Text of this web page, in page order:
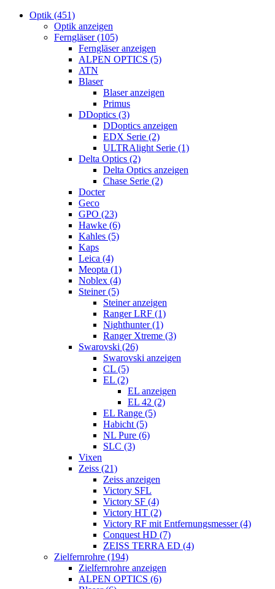
Optik (451)
Optik anzeigen
Ferngläser (105)
Ferngläser anzeigen
ALPEN OPTICS (5)
ATN
Blaser
Blaser anzeigen
Primus
DDoptics (3)
DDoptics anzeigen
EDX Serie (2)
ULTRAlight Serie (1)
Delta Optics (2)
Delta Optics anzeigen
Chase Serie (2)
Docter
Geco
GPO (23)
Hawke (6)
Kahles (5)
Kaps
Leica (4)
Meopta (1)
Noblex (4)
Steiner (5)
Steiner anzeigen
Ranger LRF (1)
Nighthunter (1)
Ranger Xtreme (3)
Swarovski (26)
Swarovski anzeigen
CL (5)
EL (2)
EL anzeigen
EL 42 (2)
EL Range (5)
Habicht (5)
NL Pure (6)
SLC (3)
Vixen
Zeiss (21)
Zeiss anzeigen
Victory SFL
Victory SF (4)
Victory HT (2)
Victory RF mit Entfernungsmesser (4)
Conquest HD (7)
ZEISS TERRA ED (4)
Zielfernrohre (194)
Zielfernrohre anzeigen
ALPEN OPTICS (6)